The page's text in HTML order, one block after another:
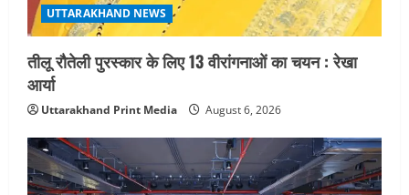
UTTARAKHAND NEWS
तीलू रौतेली पुरस्कार के लिए 13 वीरांगनाओं का चयन : रेखा
आर्या
Uttarakhand Print Media August 6, 2026